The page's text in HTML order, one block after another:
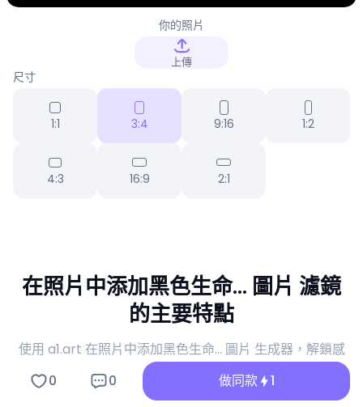
你的照片
上傳
尺寸
1:1 3:4 9:16 1:2
4:3 16:9 2:1
在照片中添加黑色生命... 圖片 濾鏡
的主要特點
使用 a1.art 在照片中添加黑色生命... 圖片 生成器，解鎖感
官放鬆與病毒內容創作的新維度。
0 0 做同款 1